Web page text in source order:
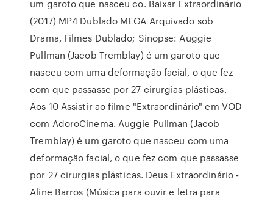
um garoto que nasceu co. Baixar Extraordinário
(2017) MP4 Dublado MEGA Arquivado sob
Drama, Filmes Dublado; Sinopse: Auggie
Pullman (Jacob Tremblay) é um garoto que
nasceu com uma deformação facial, o que fez
com que passasse por 27 cirurgias plásticas.
Aos 10 Assistir ao filme "Extraordinário" em VOD
com AdoroCinema. Auggie Pullman (Jacob
Tremblay) é um garoto que nasceu com uma
deformação facial, o que fez com que passasse
por 27 cirurgias plásticas. Deus Extraordinário -
Aline Barros (Música para ouvir e letra para